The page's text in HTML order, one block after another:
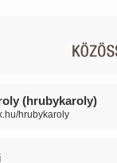
(hrubykaroly)
hrubykaroly